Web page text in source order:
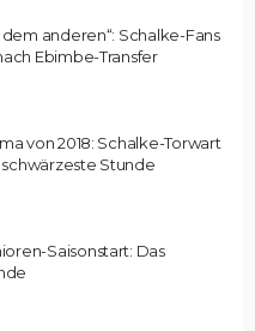
dem anderen“: Schalke-Fans
Ebimbe-Transfer
von 2018: Schalke-Torwart
Stunde
Saisonstart: Das